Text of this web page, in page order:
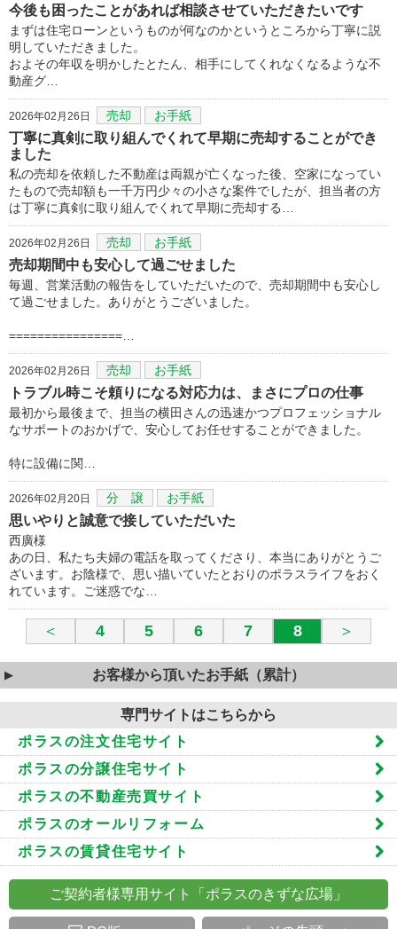
今後も困ったことがあれば相談させていただきたいです
まずは住宅ローンというものが何なのかというところから丁寧に説
明していただきました。
およその年収を明かしたとたん、相手にしてくれなくなるような不
動産グ…
2026年02月26日 売却 お手紙
丁寧に真剣に取り組んでくれて早期に売却することができ
ました
私の売却を依頼した不動産は両親が亡くなった後、空家になってい
たもので売却額も一千万円少々の小さな案件でしたが、担当者の方
は丁寧に真剣に取り組んでくれて早期に売却する…
2026年02月26日 売却 お手紙
売却期間中も安心して過ごせました
毎週、営業活動の報告をしていただいたので、売却期間中も安心し
て過ごせました。ありがとうございました。
================…
2026年02月26日 売却 お手紙
トラブル時こそ頼りになる対応力は、まさにプロの仕事
最初から最後まで、担当の横田さんの迅速かつプロフェッショナル
なサポートのおかげで、安心してお任せすることができました。
​特に設備に関…
2026年02月20日 分 譲 お手紙
思いやりと誠意で接していただいた
西廣様
あの日、私たち夫婦の電話を取ってくださり、本当にありがとうご
ざいます。お陰様で、思い描いていたとおりのポラスライフをおく
れています。ご迷惑でな…
＜ 4 5 6 7 8 ＞
お客様から頂いたお手紙（累計）
専門サイトはこちらから
ポラスの注文住宅サイト
ポラスの分譲住宅サイト
ポラスの不動産売買サイト
ポラスのオールリフォーム
ポラスの賃貸住宅サイト
ご契約者様専用サイト「ポラスのきずな広場」